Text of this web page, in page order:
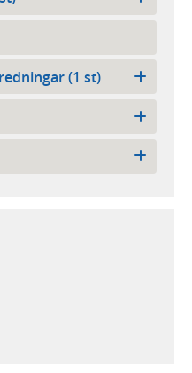
(1 st)
extern webbplats,
webbplats,
extern webbplats,